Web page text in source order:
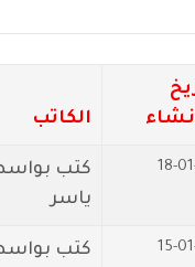
الكاتب
18-
كتب
ياسر
15-
كتب